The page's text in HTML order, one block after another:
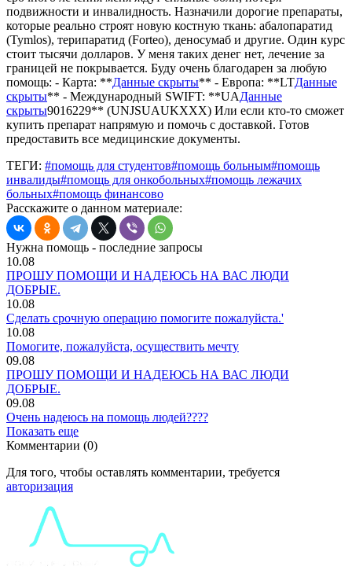
подвижности и инвалидность. Назначили дорогие препараты,
которые реально строят новую костную ткань: абалопаратид
(Tymlos), терипаратид (Forteo), деносумаб и другие. Один курс
стоит тысячи долларов. У меня таких денег нет, лечение за
границей не покрывается. Буду очень благодарен за любую
помощь: - Карта: **Данные скрыты** - Европа: **LTДанные
скрыты** - Международный SWIFT: **UAДанные
скрыты9016229** (UNJSUAUKXXX) Или если кто-то сможет
купить препарат напрямую и помочь с доставкой. Готов
предоставить все медицинские документы.
ТЕГИ: #помощь для студентов#помощь больным#помощь
инвалиды#помощь для онкобольных#помощь лежачих
больных#помощь финансово
Расскажите о данном материале:
Нужна помощь - последние запросы
10.08
ПРОШУ ПОМОЩИ И НАДЕЮСЬ НА ВАС ЛЮДИ
ДОБРЫЕ.
10.08
Сделать срочную операцию помогите пожалуйста.'
10.08
Помогите, пожалуйста, осуществить мечту
09.08
ПРОШУ ПОМОЩИ И НАДЕЮСЬ НА ВАС ЛЮДИ
ДОБРЫЕ.
09.08
Очень надеюсь на помощь людей????
Показать еще
Комментарии (0)
Для того, чтобы оставлять комментарии, требуется
авторизация